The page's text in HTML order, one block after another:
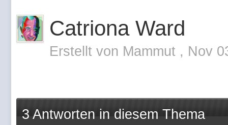
Catriona Ward
Erstellt von Mammut , Nov
3 Antworten in diesem Thema